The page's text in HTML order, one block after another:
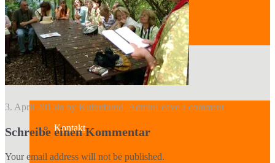
Kategorien
Verein
Kontakt
3. April 2015in by Kulturbund_AdminLeave a comment
Schreibe einen Kommentar
Your email address will not be published.